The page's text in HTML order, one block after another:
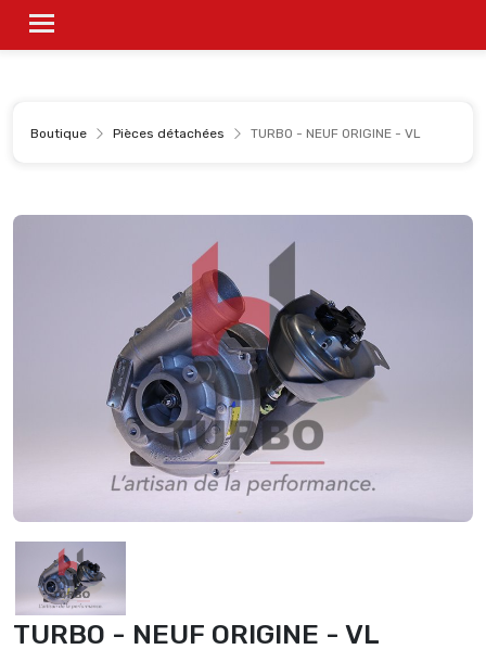
Boutique Pièces détachées TURBO - NEUF ORIGINE - VL
TURBO - NEUF ORIGINE - VL